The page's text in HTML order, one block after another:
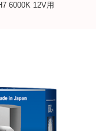
6000K 12V用